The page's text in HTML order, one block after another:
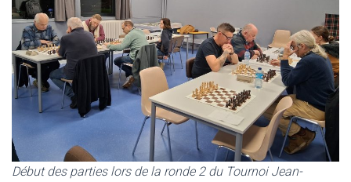
Début des parties lors de la ronde 2 du Tournoi Jean-